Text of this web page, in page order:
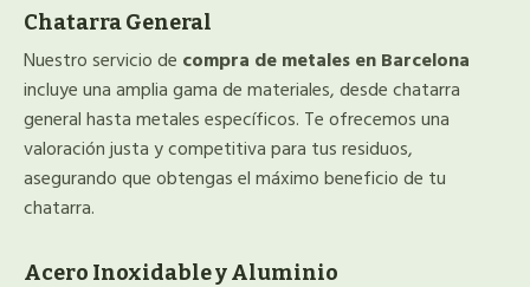
Chatarra General
Nuestro servicio de compra de metales en Barcelona
incluye una amplia gama de materiales, desde chatarra
general hasta metales específicos. Te ofrecemos una
valoración justa y competitiva para tus residuos,
asegurando que obtengas el máximo beneficio de tu
chatarra.
Acero Inoxidable y Aluminio